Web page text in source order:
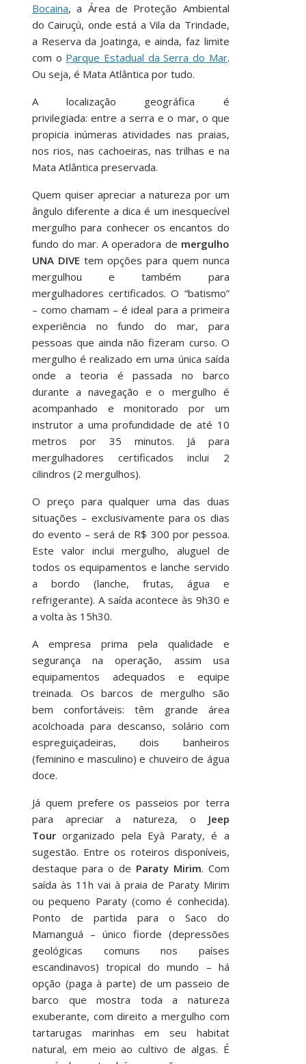
Bocaina, a Área de Proteção Ambiental
do Cairuçú, onde está a Vila da Trindade,
a Reserva da Joatinga, e ainda, faz limite
com o Parque Estadual da Serra do Mar.
Ou seja, é Mata Atlântica por tudo.
A localização geográfica é
privilegiada: entre a serra e o mar, o que
propicia inúmeras atividades nas praias,
nos rios, nas cachoeiras, nas trilhas e na
Mata Atlântica preservada.
Quem quiser apreciar a natureza por um
ângulo diferente a dica é um inesquecível
mergulho para conhecer os encantos do
fundo do mar. A operadora de mergulho
UNA DIVE tem opções para quem nunca
mergulhou e também para
mergulhadores certificados. O “batismo”
– como chamam – é ideal para a primeira
experiência no fundo do mar, para
pessoas que ainda não fizeram curso. O
mergulho é realizado em uma única saída
onde a teoria é passada no barco
durante a navegação e o mergulho é
acompanhado e monitorado por um
instrutor a uma profundidade de até 10
metros por 35 minutos. Já para
mergulhadores certificados inclui 2
cilindros (2 mergulhos).
O preço para qualquer uma das duas
situações – exclusivamente para os dias
do evento – será de R$ 300 por pessoa.
Este valor inclui mergulho, aluguel de
todos os equipamentos e lanche servido
a bordo (lanche, frutas, água e
refrigerante). A saída acontece às 9h30 e
a volta às 15h30.
A empresa prima pela qualidade e
segurança na operação, assim usa
equipamentos adequados e equipe
treinada. Os barcos de mergulho são
bem confortáveis: têm grande área
acolchoada para descanso, solário com
espreguiçadeiras, dois banheiros
(feminino e masculino) e chuveiro de água
doce.
Já quem prefere os passeios por terra
para apreciar a natureza, o Jeep
Tourorganizado pela Eyà Paraty, é a
sugestão. Entre os roteiros disponíveis,
destaque para o de Paraty Mirim. Com
saída às 11h vai à praia de Paraty Mirim
ou pequeno Paraty (como é conhecida).
Ponto de partida para o Saco do
Mamanguá – único fiorde (depressões
geológicas comuns nos países
escandinavos) tropical do mundo – há
opção (paga à parte) de um passeio de
barco que mostra toda a natureza
exuberante, com direito a mergulho com
tartarugas marinhas em seu habitat
natural, em meio ao cultivo de algas. É